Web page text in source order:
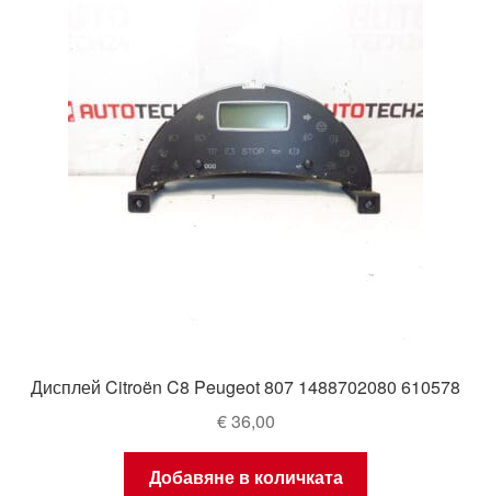
Дисплей Citroën C8 Peugeot 807 1488702080 610578
€36,00
Добавяне в количката